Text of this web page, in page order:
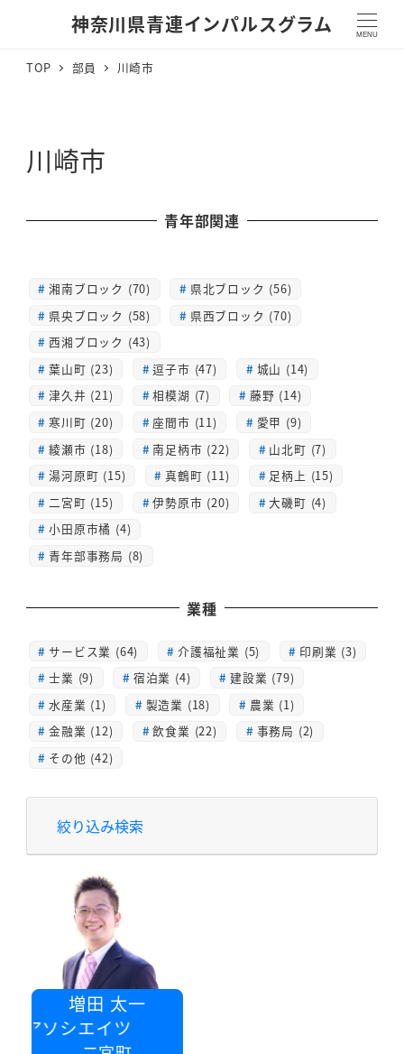
神奈川県青連インパルスグラム MENU
TOP 部員 川崎市
川崎市
青年部関連
湘南ブロック (70)
県北ブロック (56)
県央ブロック (58)
県西ブロック (70)
西湘ブロック (43)
葉山町 (23)
逗子市 (47)
城山 (14)
津久井 (21)
相模湖 (7)
藤野 (14)
寒川町 (20)
座間市 (11)
愛甲 (9)
綾瀬市 (18)
南足柄市 (22)
山北町 (7)
湯河原町 (15)
真鶴町 (11)
足柄上 (15)
二宮町 (15)
伊勢原市 (20)
大磯町 (4)
小田原市橘 (4)
青年部事務局 (8)
業種
サービス業 (64) 介護福祉業 (5)
印刷業 (3)
士業 (9)
宿泊業 (4)
建設業 (79)
水産業 (1)
製造業 (18)
農業 (1)
金融業 (12)
飲食業 (22)
事務局 (2)
その他 (42)
絞り込み検索
増田 太一
アソシエイツ